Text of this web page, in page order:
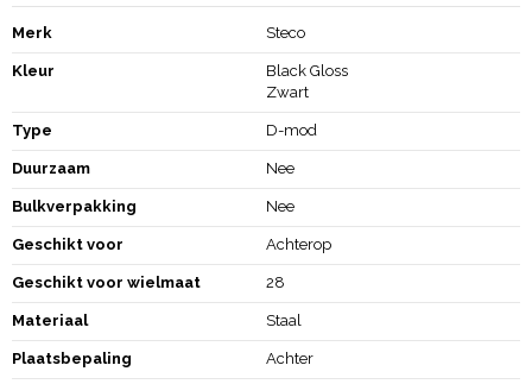
Merk Steco
Kleur
Black Gloss
Zwart
Type D-mod
Duurzaam Nee
Bulkverpakking Nee
Geschikt voor Achterop
Geschikt voor wielmaat 28
Materiaal Staal
Plaatsbepaling Achter